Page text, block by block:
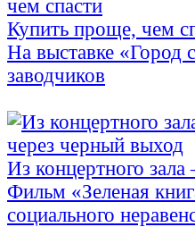
Купить проще, чем
На выставке «Город
заводчиков
Из концертного
Фильм «Зеленая
социального